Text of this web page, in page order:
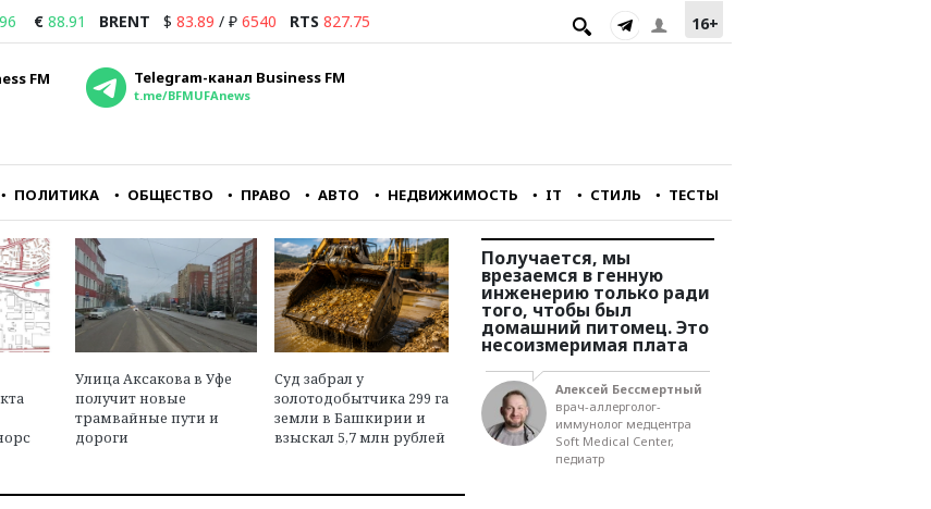
€ 88.91 BRENT $ 83.89 / ₽ 6540 RTS 827.75 16+
FM Telegram-канал Business FM
t.me/BFMUFAnews
ПОЛИТИКА ОБЩЕСТВО ПРАВО АВТО НЕДВИЖИМОСТЬ IT СТИЛЬ ТЕСТЫ
Улица Аксакова в Уфе
получит новые
трамвайные пути и
дороги
Суд забрал у
золотодобытчика 299 га
земли в Башкирии и
взыскал 5,7 млн рублей
Я думаю, что в
ближайшие дни
практически все страны
СНГ перестанут
принимать рубли из
России либо будут их
нибудь конской
комиссией
Георгий Бовт
Республиканцам крайне
важно заткнуть горло
главному
оппозиционному рупору
— CNN
Александр Трещев
юрист, эксперт в области
международного права
Получается, мы
врезаемся в генную
инженерию только ради
того, чтобы был
домашний питомец. Это
несоизмеримая плата
Алексей Бессмертный
врач-аллерголог-
иммунолог медцентра
Soft Medical Center,
педиатр